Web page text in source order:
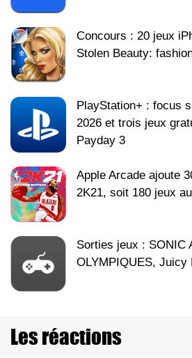
Concours : 20 jeux
Stolen Beauty:
PlayStation+ : focus
2026 et trois jeux
Payday 3
Apple Arcade ajoute
2K21, soit 180 jeux
Sorties jeux : SONIC
OLYMPIQUES,
Les réactions